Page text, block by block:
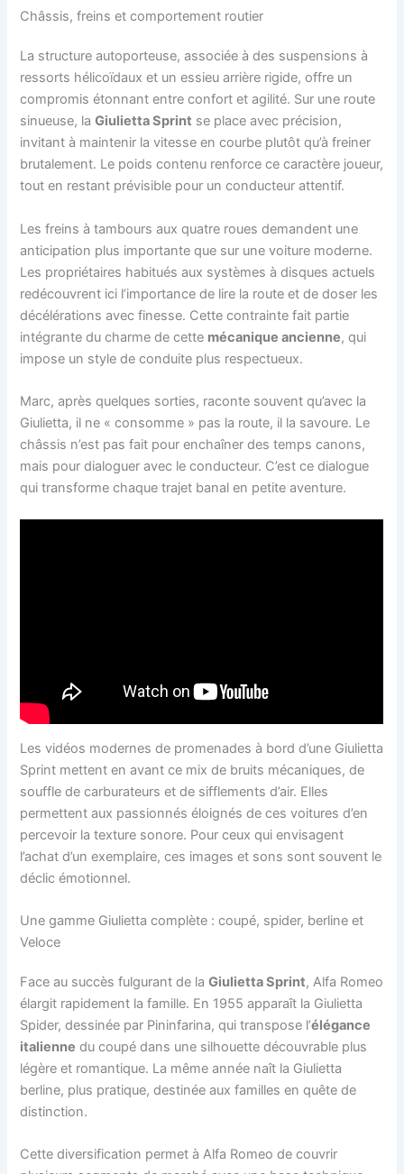
Châssis, freins et comportement routier
La structure autoporteuse, associée à des suspensions à
ressorts hélicoïdaux et un essieu arrière rigide, offre un
compromis étonnant entre confort et agilité. Sur une route
sinueuse, laGiulietta Sprint se place avec précision,
invitant à maintenir la vitesse en courbe plutôt qu’à freiner
brutalement. Le poids contenu renforce ce caractère joueur,
tout en restant prévisible pour un conducteur attentif.
Les freins à tambours aux quatre roues demandent une
anticipation plus importante que sur une voiture moderne.
Les propriétaires habitués aux systèmes à disques actuels
redécouvrent ici l’importance de lire la route et de doser les
décélérations avec finesse. Cette contrainte fait partie
intégrante du charme de cette mécanique ancienne, qui
impose un style de conduite plus respectueux.
Marc, après quelques sorties, raconte souvent qu’avec la
Giulietta, il ne « consomme » pas la route, il la savoure. Le
châssis n’est pas fait pour enchaîner des temps canons,
mais pour dialoguer avec le conducteur. C’est ce dialogue
qui transforme chaque trajet banal en petite aventure.
Les vidéos modernes de promenades à bord d’une Giulietta
Sprint mettent en avant ce mix de bruits mécaniques, de
souffle de carburateurs et de sifflements d’air. Elles
permettent aux passionnés éloignés de ces voitures d’en
percevoir la texture sonore. Pour ceux qui envisagent
l’achat d’un exemplaire, ces images et sons sont souvent le
déclic émotionnel.
Une gamme Giulietta complète : coupé, spider, berline et
Veloce
Face au succès fulgurant de laGiulietta Sprint, Alfa Romeo
élargit rapidement la famille. En 1955 apparaît la Giulietta
Spider, dessinée par Pininfarina, qui transpose l’élégance
italienne du coupé dans une silhouette découvrable plus
légère et romantique. La même année naît la Giulietta
berline, plus pratique, destinée aux familles en quête de
distinction.
Cette diversification permet à Alfa Romeo de couvrir